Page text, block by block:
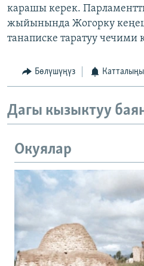
АЗАТТЫК+
ЫҢГАЙСЫЗ СУРООЛОР
ЭЕ/АРнун бардык
карашы керек.
жыйынында Жогорку
танаписке таратуу чечими
Бөлүшүңүз
Дагы кызыктуу
Окуялар